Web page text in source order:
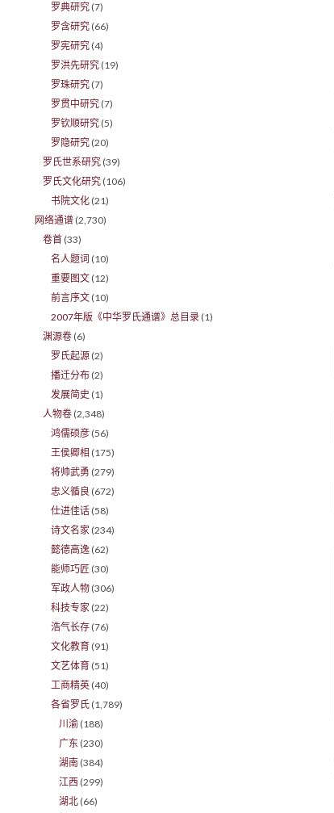
罗典研究 (7)
罗含研究 (66)
罗宪研究 (4)
罗洪先研究 (19)
罗珠研究 (7)
罗贯中研究 (7)
罗钦顺研究 (5)
罗隐研究 (20)
罗氏世系研究 (39)
罗氏文化研究 (106)
书院文化 (21)
网络通谱 (2,730)
卷首 (33)
名人题词 (10)
重要图文 (12)
前言序文 (10)
2007年版《中华罗氏通谱》总目录 (1)
渊源卷 (6)
罗氏起源 (2)
播迁分布 (2)
发展简史 (1)
人物卷 (2,348)
鸿儒硕彦 (56)
王侯卿相 (175)
将帅武勇 (279)
忠义循良 (672)
仕进佳话 (58)
诗文名家 (234)
懿德高逸 (62)
能师巧匠 (30)
军政人物 (306)
科技专家 (22)
浩气长存 (76)
文化教育 (91)
文艺体育 (51)
工商精英 (40)
各省罗氏 (1,789)
川渝 (188)
广东 (230)
湖南 (384)
江西 (299)
湖北 (66)